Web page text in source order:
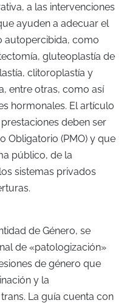
a las intervenciones
ayuden a adecuar el
autopercibida, como
gluteoplastía de
clitoroplastía y
entre otras, como así
hormonales. El artículo
deben ser
Obligatorio (PMO) y que
público, de la
sistemas privados
de Género, se
de «patologización»
de género que
y la
La guía cuenta con